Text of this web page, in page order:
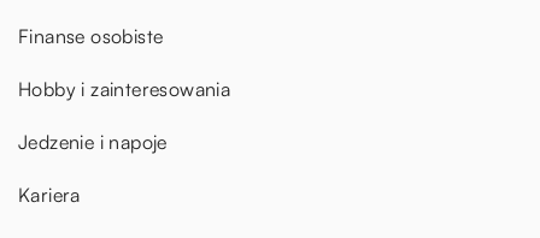
Finanse osobiste
Hobby i zainteresowania
Jedzenie i napoje
Kariera